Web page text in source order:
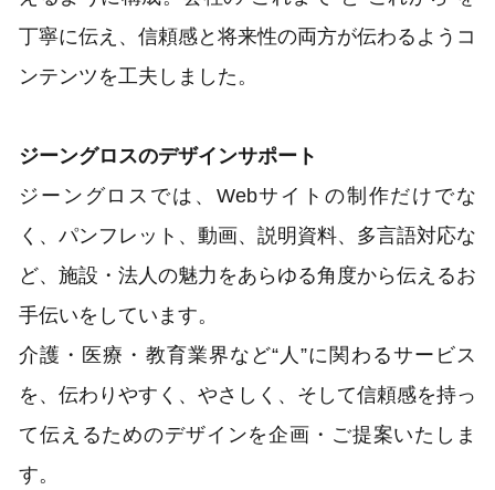
丁寧に伝え、信頼感と将来性の両方が伝わるようコ
ンテンツを工夫しました。
ジーングロスのデザインサポート
ジーングロスでは、 Webサイトの制作だけでな
く、パンフレット、動画、説明資料、多言語対応な
ど、施設・法人の魅力をあらゆる角度から伝えるお
手伝いをしています。
介護・医療・教育業界など“ 人”に関わるサービス
を、伝わりやすく、やさしく、そして信頼感を持っ
て伝えるためのデザインを企画・ご提案いたしま
す。